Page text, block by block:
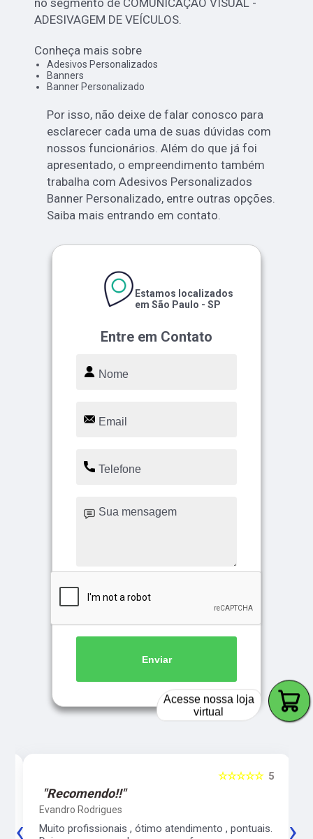
no segmento de COMUNICAÇÃO VISUAL -
ADESIVAGEM DE VEÍCULOS.
Conheça mais sobre
Adesivos Personalizados
Banners
Banner Personalizado
Por isso, não deixe de falar conosco para
esclarecer cada uma de suas dúvidas com
nossos funcionários. Além do que já foi
apresentado, o empreendimento também
trabalha com Adesivos Personalizados
Banner Personalizado, entre outras opções.
Saiba mais entrando em contato.
Entre em Contato
Estamos localizados
em São Paulo - SP
Enviar
5
☆☆☆☆☆
"Recomendo!!"
Evandro Rodrigues
Muito profissionais , ótimo atendimento , pontuais.
‹ ›
Acesse nossa loja
virtual